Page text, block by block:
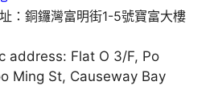
：銅鑼灣富明街1-5號寶富大樓
address: Flat O 3/F, Po
Ming St, Causeway Bay